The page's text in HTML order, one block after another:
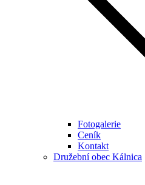
Fotogalerie
Ceník
Kontakt
Družební obec Kálnica